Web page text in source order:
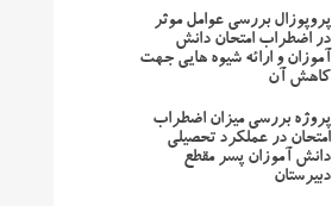
پروپوزال بررسی عوامل موثر
در اضطراب امتحان دانش
آموزان و ارائه شیوه هایی جهت
کاهش آن
پروژه بررسی میزان اضطراب
امتحان در عملکرد تحصیلی
دانش آموزان پسر مقطع
دبیرستان